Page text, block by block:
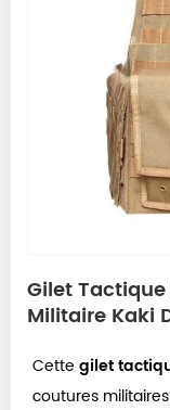
Gilet
Militaire Kaki
Cette gilet
coutures